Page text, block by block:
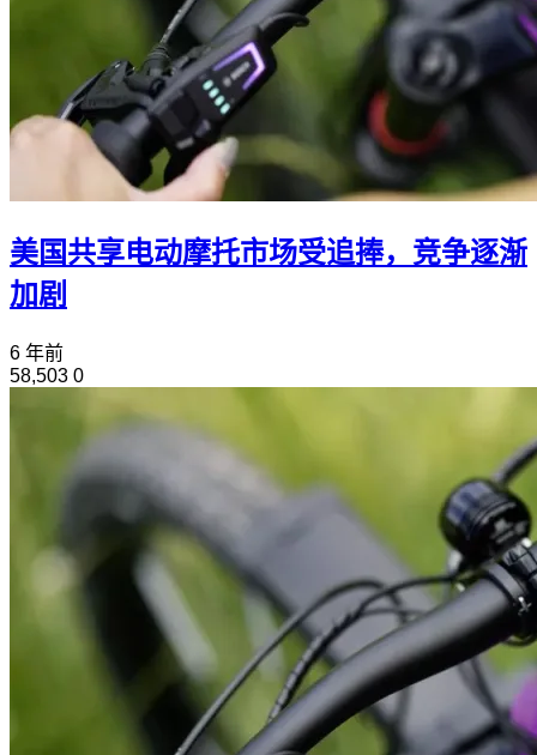
美国共享电动摩托市场受追捧，竞争逐渐
加剧
6 年前
58,503 0